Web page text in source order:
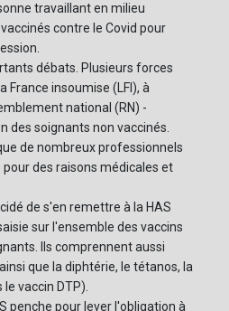
travaillant en milieu
contre le Covid pour
débats. Plusieurs forces
France insoumise (LFI), à
national (RN) -
des soignants non vaccinés.
de nombreux professionnels
des raisons médicales et
de s'en remettre à la HAS
sur l'ensemble des vaccins
Ils comprennent aussi
que la diphtérie, le tétanos, la
vaccin DTP).
penche pour lever l'obligation à